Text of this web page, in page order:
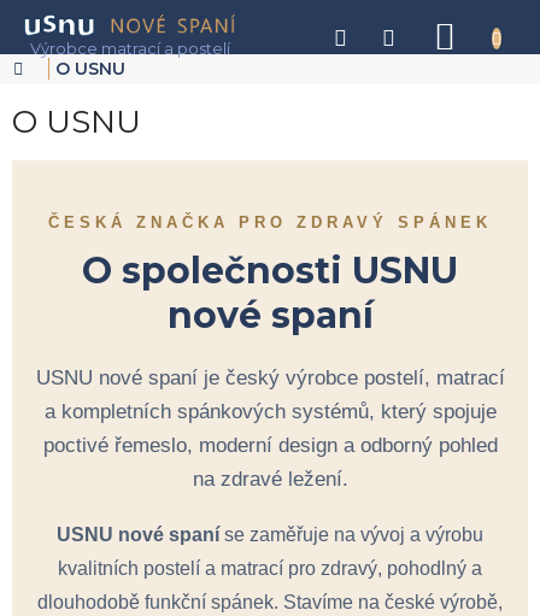
obsah
Domů
O USNU
O USNU
ČESKÁ ZNAČKA PRO ZDRAVÝ SPÁNEK
O společnosti USNU
nové spaní
USNU nové spaní je český výrobce postelí, matrací
a kompletních spánkových systémů, který spojuje
poctivé řemeslo, moderní design a odborný pohled
na zdravé ležení.
USNU nové spaní se zaměřuje na vývoj a výrobu
kvalitních postelí a matrací pro zdravý, pohodlný a
dlouhodobě funkční spánek. Stavíme na české výrobě,